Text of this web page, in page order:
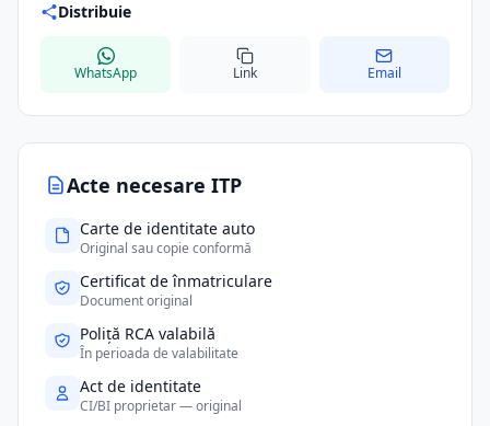
Acte necesare ITP
Carte de identitate auto
Original sau copie conformă
Certificat de înmatriculare
Document original
Poliță RCA valabilă
În perioada de valabilitate
Act de identitate
CI/BI proprietar — original
Distribuie
WhatsApp Link Email